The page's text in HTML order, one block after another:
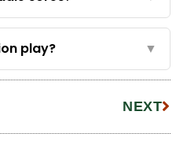
play? ▼
NEXT